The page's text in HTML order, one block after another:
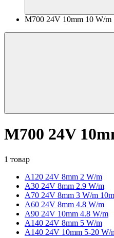
M700 24V 10mm 10 W/m
M700 24V
1 товар
A120 24V 8mm 2 W/m
A30 24V 8mm 2.9 W/m
A70 24V 8mm 3 W/m 10m
A60 24V 8mm 4.8 W/m
A90 24V 10mm 4.8 W/m
A140 24V 8mm 5 W/m
A140 24V 10mm 5-20 W/